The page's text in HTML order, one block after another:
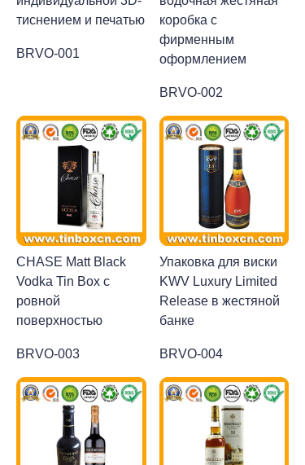
тиснением и печатью
BRVO-001
коробка с
фирменным
оформлением
BRVO-002
CHASE Matt Black
Vodka Tin Box с
ровной
поверхностью
BRVO-003
Упаковка для виски
KWV Luxury Limited
Release в жестяной
банке
BRVO-004